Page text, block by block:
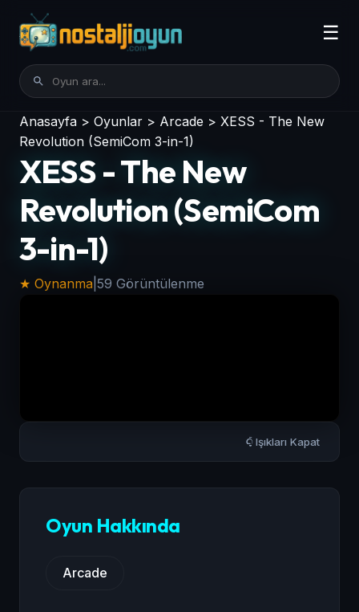
☰
Anasayfa > Oyunlar > Arcade > XESS - The New
Revolution (SemiCom 3-in-1)
XESS - The New
Revolution (SemiCom
3-in-1)
★ Oynanma 59 Görüntülenme
Işıkları Kapat
Oyun Hakkında
Arcade